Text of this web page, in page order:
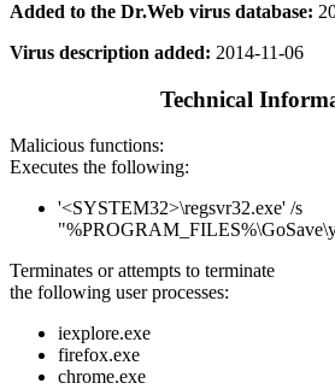
Added to the Dr.Web virus database:
Virus description added: 2014-11-06
Technical
Malicious functions:
Executes the following:
'<SYSTEM32>\regsvr32.exe' /s
Terminates or attempts to terminate
the following user processes:
iexplore.exe
firefox.exe
chrome.exe